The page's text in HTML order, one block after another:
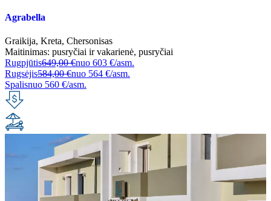
Agrabella
Graikija, Kreta, Chersonisas
Maitinimas: pusryčiai ir vakarienė, pusryčiai
Rugpjūtis649,00 €nuo 603 €/asm.
Rugsėjis584,00 €nuo 564 €/asm.
Spalisnuo 560 €/asm.